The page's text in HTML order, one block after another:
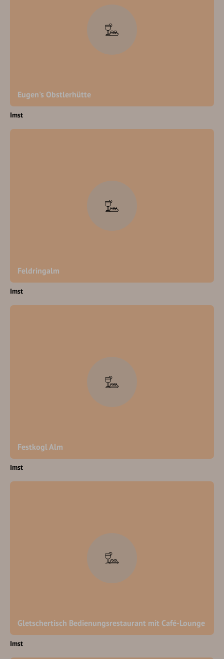
Eugen's Obstlerhütte
Imst
Feldringalm
Imst
Festkogl Alm
Imst
Gletschertisch Bedienungsrestaurant mit Café-Lounge
Imst